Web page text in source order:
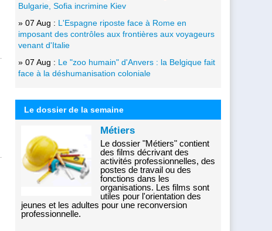
Bulgarie, Sofia incrimine Kiev
» 07 Aug : L'Espagne riposte face à Rome en
imposant des contrôles aux frontières aux voyageurs
venant d'Italie
» 07 Aug : Le "zoo humain" d'Anvers : la Belgique fait
face à la déshumanisation coloniale
Le dossier de la semaine
Métiers
Le dossier "Métiers" contient
des films décrivant des
activités professionnelles, des
postes de travail ou des
fonctions dans les
organisations. Les films sont
utiles pour l'orientation des
jeunes et les adultes pour une reconversion
professionnelle.